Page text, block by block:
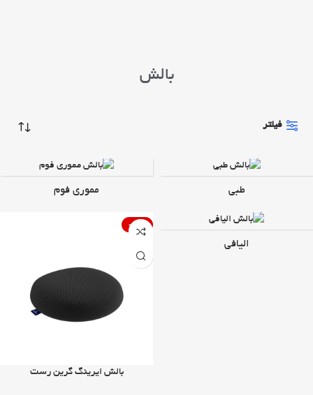
بالش
فیلتر
طبی مموری فوم
الیافی
-46%
بالش ایرینگ گرین رست